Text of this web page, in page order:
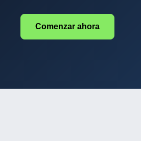
Comenzar ahora